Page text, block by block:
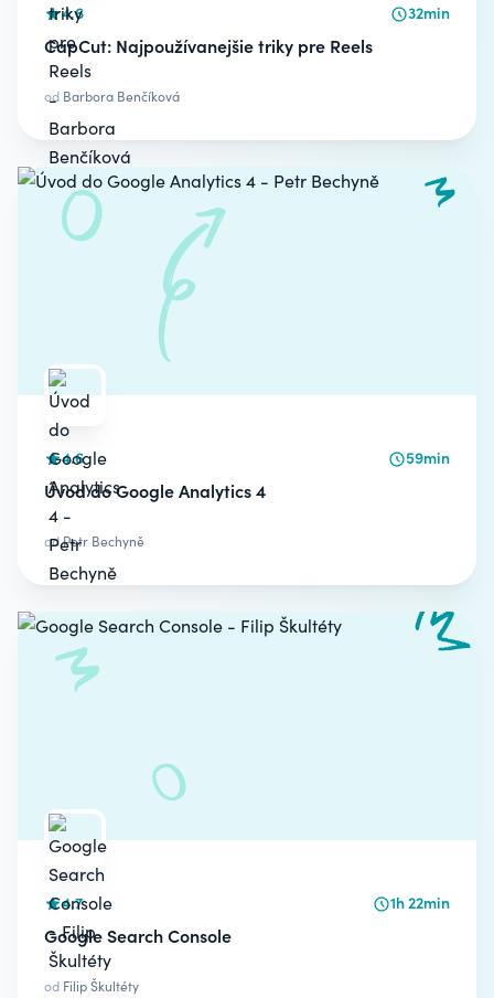
4.6 32min
CapCut: Najpoužívanejšie triky pre Reels
od Barbora Benčíková
4.6 59min
Úvod do Google Analytics 4
odPetr Bechyně
4.7 1h 22min
Google Search Console
od Filip Škultéty